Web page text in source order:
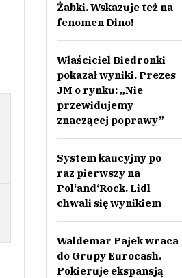
Żabki. Wskazuje też na
fenomen Dino!
Właściciel Biedronki
pokazał wyniki. Prezes
JM o rynku: „Nie
przewidujemy
znaczącej poprawy”
System kaucyjny po
raz pierwszy na
Pol‘and‘Rock. Lidl
chwali się wynikiem
Waldemar Pajek wraca
do Grupy Eurocash.
Pokieruje ekspansją